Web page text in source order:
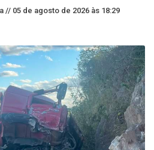
// 05 de agosto de 2026 às 18:29